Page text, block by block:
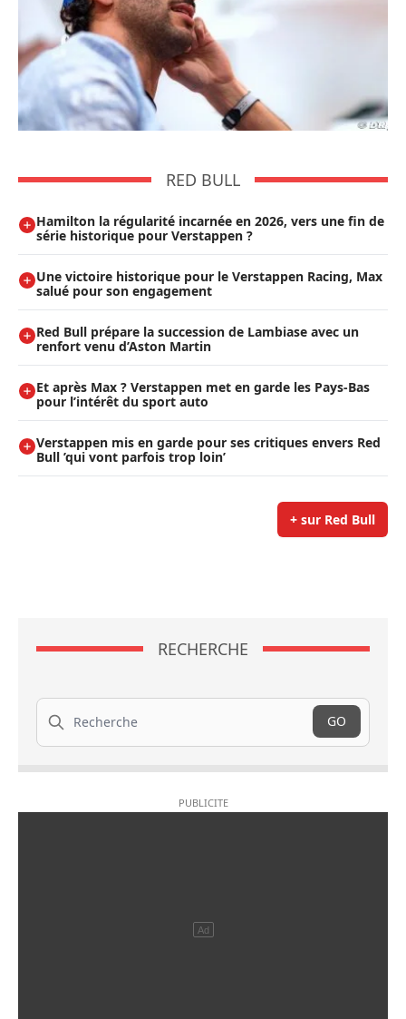
RED BULL
Hamilton la régularité incarnée en 2026, vers une fin de
série historique pour Verstappen ?
Une victoire historique pour le Verstappen Racing, Max
salué pour son engagement
Red Bull prépare la succession de Lambiase avec un
renfort venu d’Aston Martin
Et après Max ? Verstappen met en garde les Pays-Bas
pour l’intérêt du sport auto
Verstappen mis en garde pour ses critiques envers Red
Bull ’qui vont parfois trop loin’
+ sur Red Bull
RECHERCHE
Recherche
GO